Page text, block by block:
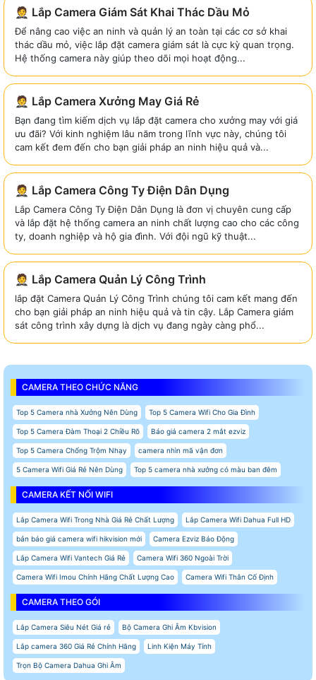
🤵 Lắp Camera Giám Sát Khai Thác Dầu Mỏ
Để nâng cao việc an ninh và quản lý an toàn tại các cơ sở khai
thác dầu mỏ, việc lắp đặt camera giám sát là cực kỳ quan trọng.
Hệ thống camera này giúp theo dõi mọi hoạt động...
🤵 Lắp Camera Xưởng May Giá Rẻ
Bạn đang tìm kiếm dịch vụ lắp đặt camera cho xưởng may với giá
ưu đãi? Với kinh nghiệm lâu năm trong lĩnh vực này, chúng tôi
cam kết đem đến cho bạn giải pháp an ninh hiệu quả và...
🤵 Lắp Camera Công Ty Điện Dân Dụng
Lắp Camera Công Ty Điện Dân Dụng là đơn vị chuyên cung cấp
và lắp đặt hệ thống camera an ninh chất lượng cao cho các công
ty, doanh nghiệp và hộ gia đình. Với đội ngũ kỹ thuật...
🤵 Lắp Camera Quản Lý Công Trình
lắp đặt Camera Quản Lý Công Trình chúng tôi cam kết mang đến
cho bạn giải pháp an ninh hiệu quả và tin cậy. Lắp Camera giám
sát công trình xây dựng là dịch vụ đang ngày càng phổ...
CAMERA THEO CHỨC NĂNG
Top 5 Camera nhà Xưởng Nên Dùng Top 5 Camera Wifi Cho Gia Đình
Top 5 Camera Đàm Thoại 2 Chiều Rõ Báo giá camera 2 mắt ezviz
Top 5 Camera Chống Trộm Nhạy camera nhìn mã vận đơn
5 Camera Wifi Giá Rẻ Nên Dùng Top 5 camera nhà xưởng có màu ban đêm
CAMERA KẾT NỐI WIFI
Lắp Camera Wifi Trong Nhà Giá Rẻ Chất Lượng Lắp Camera Wifi Dahua Full HD
bản báo giá camera wifi hikvision mới Camera Ezviz Báo Động
Lắp Camera Wifi Vantech Giá Rẻ Camera Wifi 360 Ngoài Trời
Camera Wifi Imou Chính Hãng Chất Lượng Cao Camera Wifi Thân Cố Định
CAMERA THEO GÓI
Lắp Camera Siêu Nét Giá rẻ Bộ Camera Ghi Âm Kbvision
Lắp camera 360 Giá Rẻ Chính Hãng Linh Kiện Máy Tính
Trọn Bộ Camera Dahua Ghi Âm